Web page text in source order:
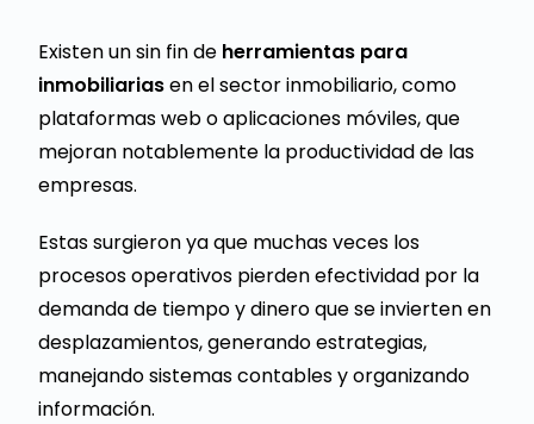
Existen un sin fin de herramientas para
inmobiliariasen el sector inmobiliario, como
plataformas web o aplicaciones móviles, que
mejoran notablemente la productividad de las
empresas.
Estas surgieron ya que muchas veces los
procesos operativos pierden efectividad por la
demanda de tiempo y dinero que se invierten en
desplazamientos, generando estrategias,
manejando sistemas contables y organizando
información.